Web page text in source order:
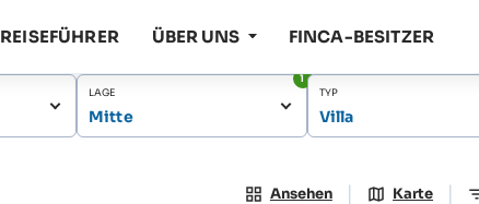
REISEFÜHRER ÜBER UNS FINCA-BESITZER
LAGE
Mitte
1
TYP
Villa
Ansehen | Karte |